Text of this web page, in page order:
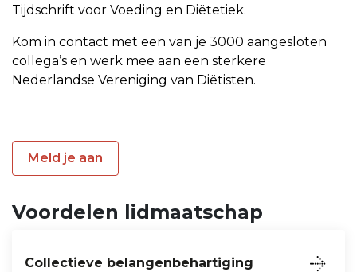
Tijdschrift voor Voeding en Diëtetiek.
Kom in contact met een van je 3000 aangesloten
collega’s en werk mee aan een sterkere
Nederlandse Vereniging van Diëtisten.
Meld je aan
Voordelen lidmaatschap
Collectieve belangenbehartiging